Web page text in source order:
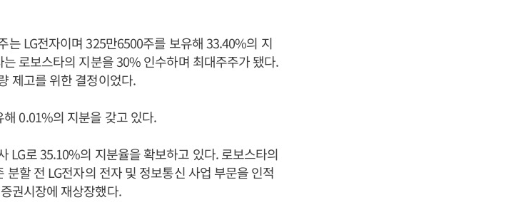
는 LG전자이며 325만6500주를 보유해 33.40%의 지
로보스타의 지분을 30% 인수하며 최대주주가 됐다.
제고를 위한 결정이었다.
0.01%의 지분을 갖고 있다.
LG로 35.10%의 지분율을 확보하고 있다. 로보스타의
할 전 LG전자의 전자 및 정보통신 사업 부문을 인적
권시장에 재상장했다.